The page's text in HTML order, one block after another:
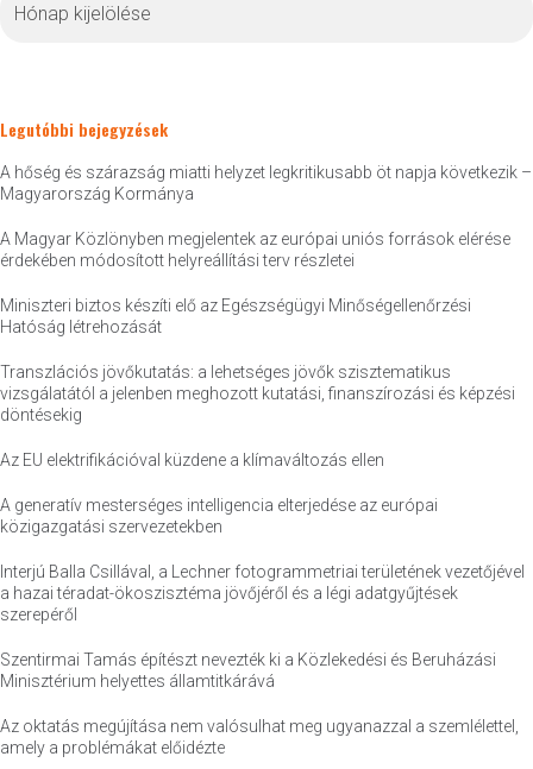
Legutóbbi bejegyzések
A hőség és szárazság miatti helyzet legkritikusabb öt napja következik –
Magyarország Kormánya
A Magyar Közlönyben megjelentek az európai uniós források elérése
érdekében módosított helyreállítási terv részletei
Miniszteri biztos készíti elő az Egészségügyi Minőségellenőrzési
Hatóság létrehozását
Transzlációs jövőkutatás: a lehetséges jövők szisztematikus
vizsgálatától a jelenben meghozott kutatási, finanszírozási és képzési
döntésekig
Az EU elektrifikációval küzdene a klímaváltozás ellen
A generatív mesterséges intelligencia elterjedése az európai
közigazgatási szervezetekben
Interjú Balla Csillával, a Lechner fotogrammetriai területének vezetőjével
a hazai téradat-ökoszisztéma jövőjéről és a légi adatgyűjtések
szerepéről
Szentirmai Tamás építészt nevezték ki a Közlekedési és Beruházási
Minisztérium helyettes államtitkárává
Az oktatás megújítása nem valósulhat meg ugyanazzal a szemlélettel,
amely a problémákat előidézte